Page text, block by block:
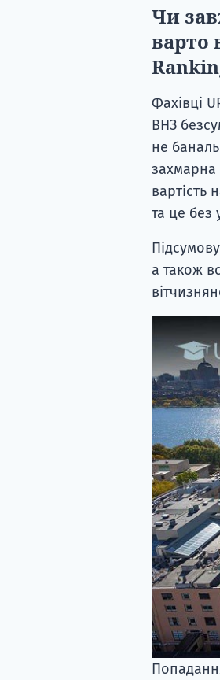
Чи
варто
Фахівці
ВНЗ
не
захмарна
вартість
та це без
а також